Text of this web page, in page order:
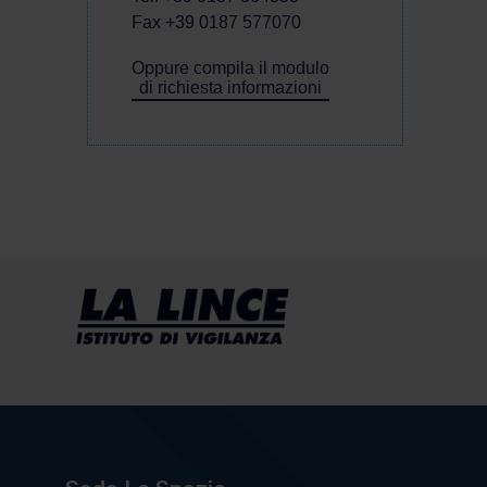
Fax +39 0187 577070
Oppure compila il modulo
di richiesta informazioni